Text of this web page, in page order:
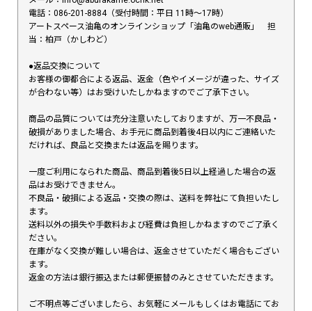
電話：086-201-8884（受付時間：平日 11時〜17時）
アートスペース油亀のオンラインショップ「油亀のweb通販」 担
当：柏戸（かしわど）
●返品交換について
お客様の御都合による返品、返金（色やイメージが違った、サイズ
が合わない等）はお受けいたしかねますのでご了承下さい。
商品の品質については充分注意いたしておりますが、万一不良品・
破損がありました場合、お手元に商品到着後4日以内にご連絡いた
だければ、良品と交換または返品を賜ります。
一度ご利用になられた商品、商品到着後5日以上経過した場合の返
品はお受けできません。
不良品・破損による返品・交換の際は、送料を弊社にて負担いたし
ます。
送料以外の損失や手数料および経費は負担しかねますのでご了承く
ださい。
在庫がなく交換が難しい場合は、返金させていただく場合もござい
ます。
返金の方法は銀行振込または郵便振替のみとさせていただきます。
ご不明点等ございましたら、お気軽にメールもしくはお電話にてお